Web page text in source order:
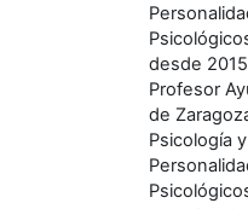
desde
Profesor
de
Psicología